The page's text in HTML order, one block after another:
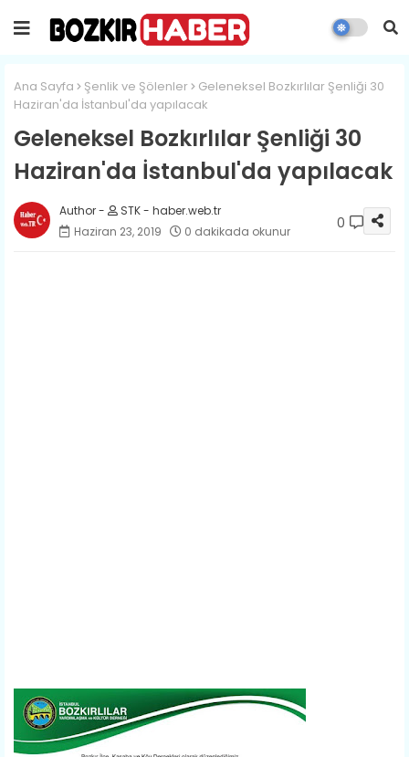
Ana Sayfa Şenlik ve Şölenler
Geleneksel Bozkırlılar Şenliği 30
Haziran'da İstanbul'da yapılacak
Geleneksel Bozkırlılar Şenliği 30
Haziran'da İstanbul'da yapılacak
STK - haber.web.tr
Haziran 23, 2019
0 dakikada okunur 0